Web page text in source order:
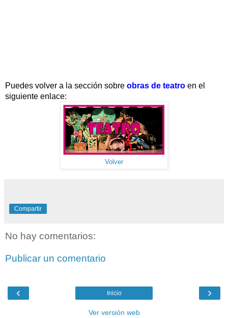
Puedes volver a la sección sobre obras de teatro en el
siguiente enlace:
Volver
Compartir
No hay comentarios:
Publicar un comentario
‹ ›
Inicio
Ver versión web